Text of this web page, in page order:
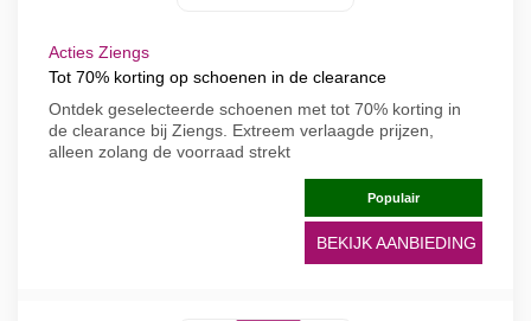
Acties Ziengs
Tot 70% korting op schoenen in de clearance
Ontdek geselecteerde schoenen met tot 70% korting in
de clearance bij Ziengs. Extreem verlaagde prijzen,
alleen zolang de voorraad strekt
Populair
BEKIJK AANBIEDING